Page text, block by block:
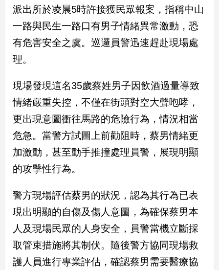
民
調
會
點
觀
兩
岸/
國
際
地
方
新
冠
病
專
派出所於凌晨5時許接獲民眾報案，指稱中山
一路與民生一路口有男子情緒異常激動，恐
有危害安全之虞。巡邏員警迅速趕赴現場處
理。
現場發現這名35歲蔡姓男子因飲酒過量導致
情緒嚴重失控，不僅在街頭對空大聲咆哮，
更出現意圖衝往馬路的危險行為，情況相當
危急。當警方試圖上前勸阻時，蔡男情緒更
加激動，甚至動手推撞處理員警，展現明顯
的攻擊性行為。
警方現場評估蔡男的狀況，認為其行為已表
現出明顯的自傷及傷人意圖，為確保蔡男本
人及現場民眾的人身安全，員警當機立斷採
取管束措施將其制伏。隨後警方協同現場救
護人員進行專業評估，確認蔡男需要醫療協